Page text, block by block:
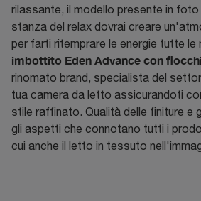
rilassante, il modello presente in
stanza del relax dovrai creare
per farti ritemprare le energie tutte le
imbottito Eden Advance con
rinomato brand, specialista del
tua camera da letto assicurandoti
stile raffinato. Qualità delle finiture e
gli aspetti che connotano tutti i
cui anche il letto in tessuto